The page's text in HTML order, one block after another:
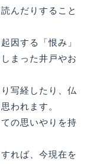
んだりすること
因する「恨み」
まった井戸やお
写経したり、仏
われます。
の思いやりを持
れば、今現在を